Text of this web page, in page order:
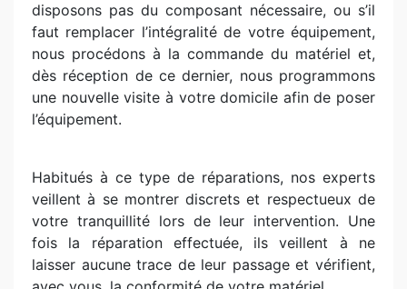
disposons pas du composant nécessaire, ou s’il
faut remplacer l’intégralité de votre équipement,
nous procédons à la commande du matériel et,
dès réception de ce dernier, nous programmons
une nouvelle visite à votre domicile afin de poser
l’équipement.
Habitués à ce type de réparations, nos experts
veillent à se montrer discrets et respectueux de
votre tranquillité lors de leur intervention. Une
fois la réparation effectuée, ils veillent à ne
laisser aucune trace de leur passage et vérifient,